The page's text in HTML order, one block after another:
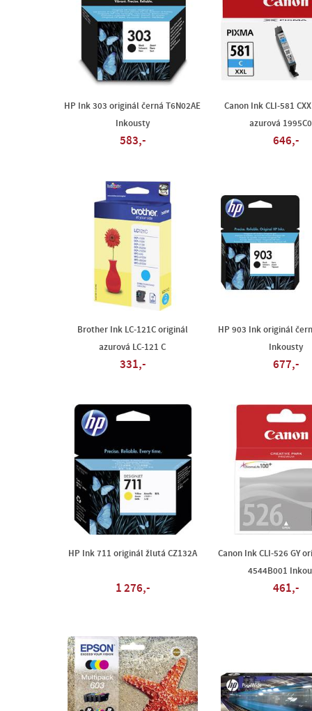
HP Ink 303 originál černá T6N02AE
Inkousty
583,-
Canon Ink CLI-581
azurová
646,-
Brother Ink LC-121C originál
azurová LC-121 C
331,-
HP 903 Ink originál
Inkousty
677,-
HP Ink 711 originál žlutá CZ132A
1 276,-
Canon Ink CLI-526 GY
4544B001
461,-